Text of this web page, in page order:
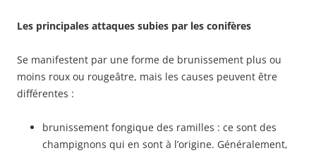
Les principales attaques subies par les conifères
Se manifestent par une forme de brunissement plus ou
moins roux ou rougeâtre, mais les causes peuvent être
différentes :
brunissement fongique des ramilles : ce sont des
champignons qui en sont à l’origine. Généralement,